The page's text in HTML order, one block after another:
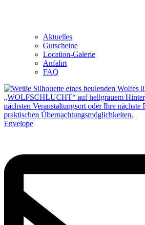
Aktuelles
Gutscheine
Location-Galerie
Anfahrt
FAQ
Envelope